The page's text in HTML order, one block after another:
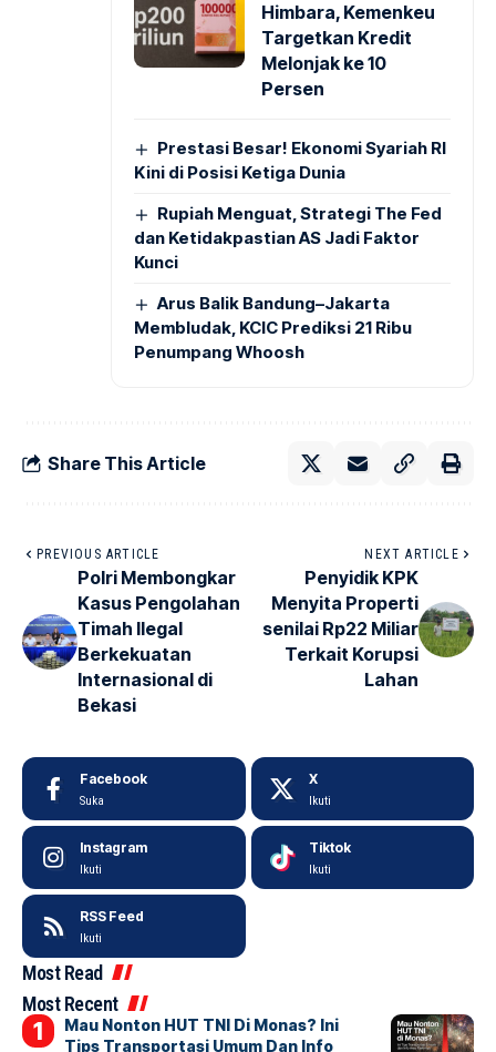
Himbara, Kemenkeu
Targetkan Kredit
Melonjak ke 10
Persen
Prestasi Besar! Ekonomi Syariah RI
Kini di Posisi Ketiga Dunia
Rupiah Menguat, Strategi The Fed
dan Ketidakpastian AS Jadi Faktor
Kunci
Arus Balik Bandung–Jakarta
Membludak, KCIC Prediksi 21 Ribu
Penumpang Whoosh
Share This Article
PREVIOUS ARTICLE
Polri Membongkar
Kasus Pengolahan
Timah Ilegal
Berkekuatan
Internasional di
Bekasi
NEXT ARTICLE
Penyidik KPK
Menyita Properti
senilai Rp22 Miliar
Terkait Korupsi
Lahan
Facebook
Suka
X
Ikuti
Instagram
Ikuti
Tiktok
Ikuti
RSS Feed
Ikuti
Most Read
Most Recent
Mau Nonton HUT TNI Di Monas? Ini
Tips Transportasi Umum Dan Info